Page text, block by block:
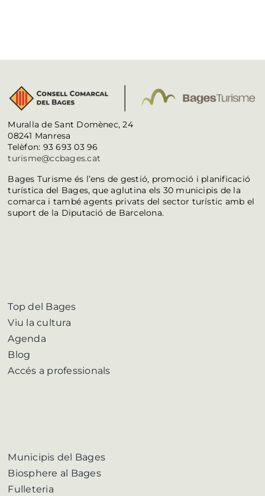
Muralla de Sant Domènec, 24
08241 Manresa
Telèfon: 93 693 03 96
turisme@ccbages.cat
Bages Turisme és l’ens de gestió, promoció i planificació
turística del Bages, que aglutina els 30 municipis de la
comarca i també agents privats del sector turístic amb el
suport de la Diputació de Barcelona.
Top del Bages
Viu la cultura
Agenda
Blog
Accés a professionals
Municipis del Bages
Biosphere al Bages
Fulleteria